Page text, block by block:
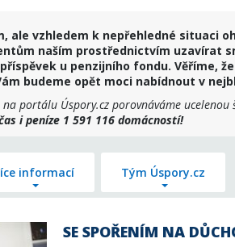
ale vzhledem k nepřehledné situaci
naším prostřednictvím uzavírat
u penzijního fondu. Věříme,
budeme opět moci nabídnout v
portálu Úspory.cz porovnáváme
i peníze 1 591 116 domácností!
informací Tým Úspory.cz
SE SPOŘENÍM NA